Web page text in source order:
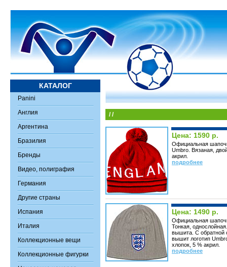
КАТАЛОГ
Panini
Англия
Аргентина
Бразилия
Бренды
Видео, полиграфия
Германия
Другие страны
Испания
Италия
Коллекционные вещи
Коллекционные фигурки
//
Цена: 1590 р.
Официальная
Umbro. Вязаная,
акрил.
подробнее
Цена: 1490 р.
Официальная
Тонкая,
вышита. С обратной
вышит логотип
хлопок, 5 % акрил.
подробнее